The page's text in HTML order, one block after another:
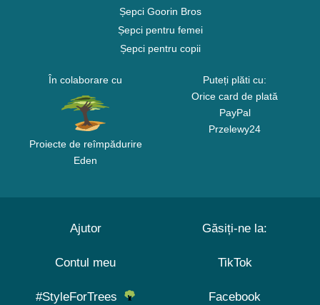
Șepci Goorin Bros
Șepci pentru femei
Șepci pentru copii
În colaborare cu
Proiecte de reîmpădurire
Eden
Puteți plăti cu:
Orice card de plată
PayPal
Przelewy24
Ajutor
Contul meu
#StyleForTrees
Găsiți-ne la:
TikTok
Facebook